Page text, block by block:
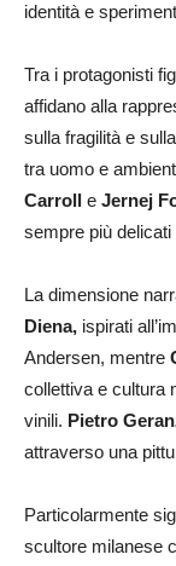
identità e
Tra i protagonisti
affidano alla
sulla fragilità e
tra uomo e
Carroll e Jernej
sempre più delicati
La dimensione
Diena, ispirati
Andersen, mentre
collettiva e cultura
vinili. Pietro
attraverso una
Particolarmente
scultore milanese